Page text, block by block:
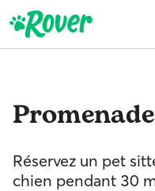
Réservez un pet
chien pendant 30